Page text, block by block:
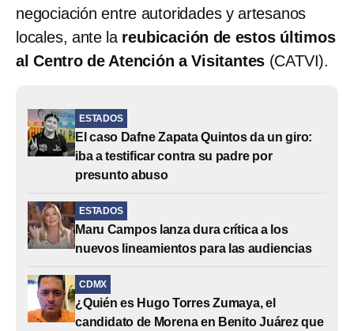
negociación entre autoridades y artesanos
locales, ante la reubicación de estos últimos
al Centro de Atención a Visitantes (CATVI).
ESTADOS
El caso Dafne Zapata Quintos da un giro:
iba a testificar contra su padre por
presunto abuso
ESTADOS
Maru Campos lanza dura crítica a los
nuevos lineamientos para las audiencias
CDMX
¿Quién es Hugo Torres Zumaya, el
candidato de Morena en Benito Juárez que